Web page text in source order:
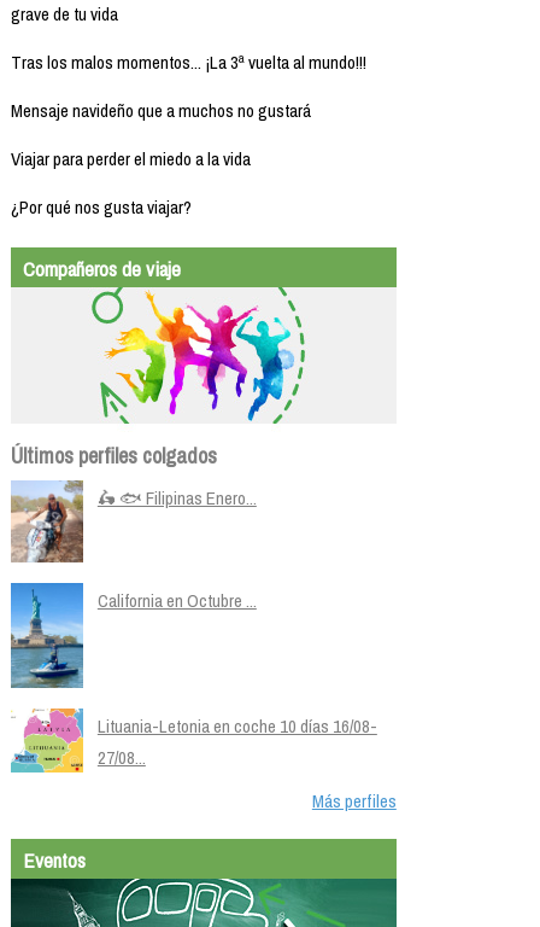
grave de tu vida
Tras los malos momentos... ¡La 3ª vuelta al mundo!!!
Mensaje navideño que a muchos no gustará
Viajar para perder el miedo a la vida
¿Por qué nos gusta viajar?
Compañeros de viaje
Últimos perfiles colgados
🛵 🐟 Filipinas Enero...
California en Octubre ...
Lituania-Letonia en coche 10 días 16/08-
27/08...
Más perfiles
Eventos